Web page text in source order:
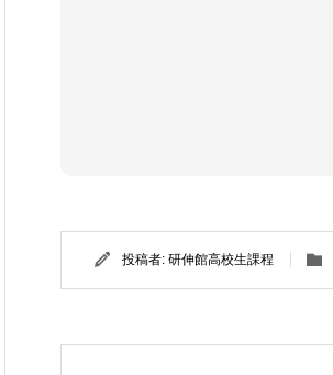
投稿者: 研伸館高校生課程